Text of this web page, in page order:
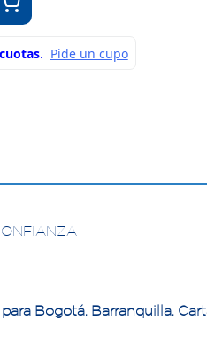
Bogotá, Barranquilla,